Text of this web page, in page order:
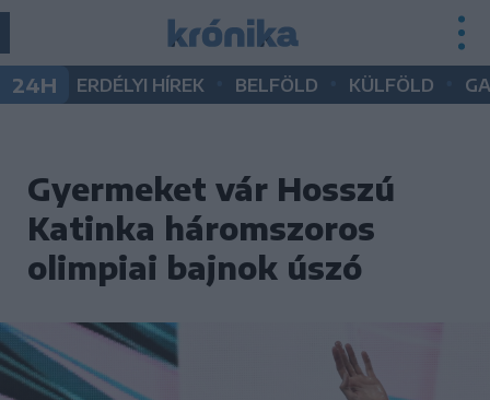
24H ERDÉLYI HÍREK BELFÖLD KÜLFÖLD
Gyermeket vár Hosszú
Katinka háromszoros
olimpiai bajnok úszó